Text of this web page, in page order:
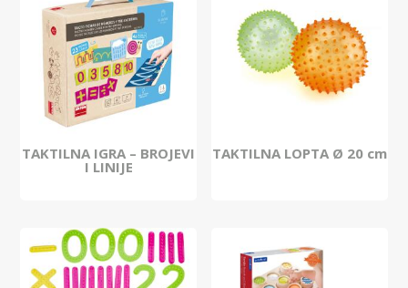
TAKTILNA IGRA – BROJEVI
I LINIJE
TAKTILNA LOPTA Ø 20 cm